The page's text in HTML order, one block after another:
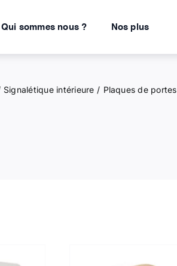
Qui sommes nous ? Nos plus
Signalétique intérieure Plaques de portes